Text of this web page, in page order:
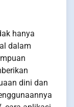
hanya
dalam
dini dan